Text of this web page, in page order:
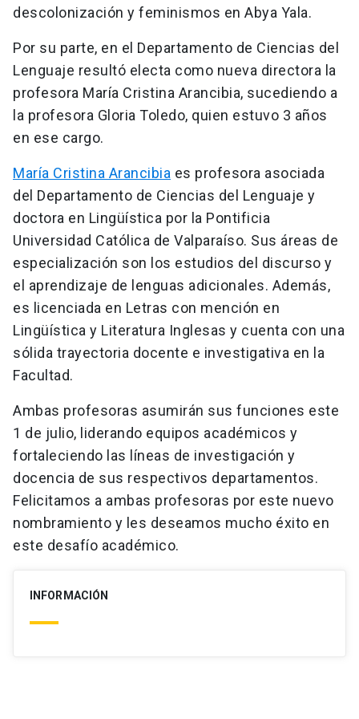
descolonización y feminismos en Abya Yala.
Por su parte, en el Departamento de Ciencias del
Lenguaje resultó electa como nueva directora la
profesora María Cristina Arancibia, sucediendo a
la profesora Gloria Toledo, quien estuvo 3 años
en ese cargo.
María Cristina Arancibia es profesora asociada
del Departamento de Ciencias del Lenguaje y
doctora en Lingüística por la Pontificia
Universidad Católica de Valparaíso. Sus áreas de
especialización son los estudios del discurso y
el aprendizaje de lenguas adicionales. Además,
es licenciada en Letras con mención en
Lingüística y Literatura Inglesas y cuenta con una
sólida trayectoria docente e investigativa en la
Facultad.
Ambas profesoras asumirán sus funciones este
1 de julio, liderando equipos académicos y
fortaleciendo las líneas de investigación y
docencia de sus respectivos departamentos.
Felicitamos a ambas profesoras por este nuevo
nombramiento y les deseamos mucho éxito en
este desafío académico.
INFORMACIÓN